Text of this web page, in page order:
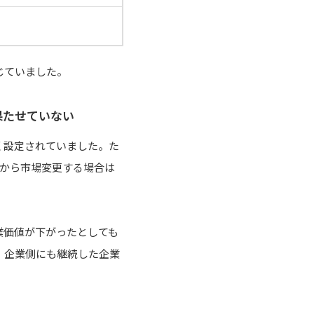
いました。
せていない
定されていました。た
ら市場変更する場合は
値が下がったとしても
業側にも継続した企業